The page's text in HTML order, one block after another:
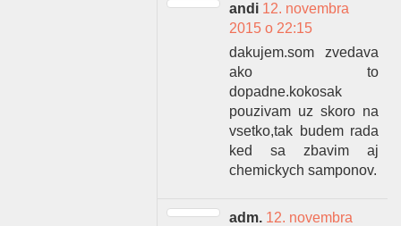
andi 12. novembra
2015 o 22:15
dakujem.som zvedava
ako to
dopadne.kokosak
pouzivam uz skoro na
vsetko,tak budem rada
ked sa zbavim aj
chemickych samponov.
adm. 12. novembra